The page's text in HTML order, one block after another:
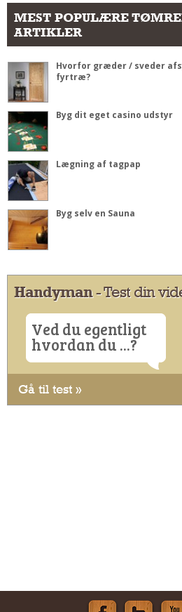
MEST POPULÆRE
ARTIKLER
Hvorfor græder / sveder
fyrtræ?
Byg dit eget casino udstyr
Lægning af tagpap
Byg selv en Sauna
Handyman- Test din
Ved du egentligt
hvordan du ...?
Gå til test »